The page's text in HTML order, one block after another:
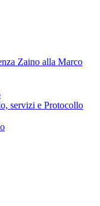
Zaino alla Marco
servizi e Protocollo